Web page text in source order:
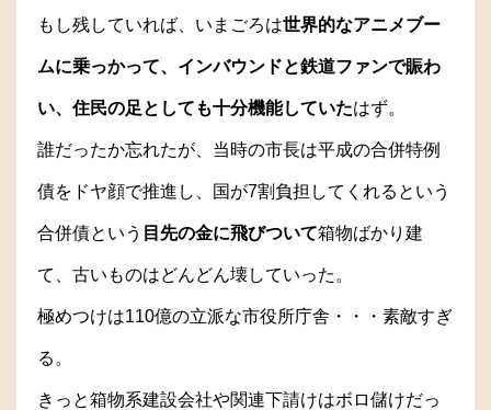
もし残していれば、いまごろは世界的なアニメブー
ムに乗っかって、インバウンドと鉄道ファンで賑わ
い、住民の足としても十分機能していたはず。
誰だったか忘れたが、当時の市長は平成の合併特例
債をドヤ顔で推進し、国が7割負担してくれるという
合併債という 目先の金に飛びついて箱物ばかり建
て、古いものはどんどん壊していった。
極めつけは110億の立派な市役所庁舎・・・素敵すぎ
る。
きっと箱物系建設会社や関連下請けはボロ儲けだっ